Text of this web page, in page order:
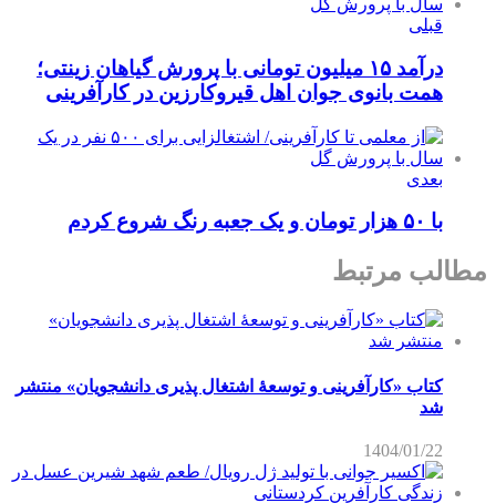
قبلی
درآمد ۱۵ میلیون تومانی با پرورش گیاهان زینتی؛
همت بانوی جوان اهل قیروکارزین در کارآفرینی
بعدی
با ۵۰ هزار تومان و یک جعبه رنگ شروع کردم
مطالب مرتبط
کتاب «کارآفرینی و توسعۀ اشتغال پذیری دانشجویان» منتشر
شد
1404/01/22